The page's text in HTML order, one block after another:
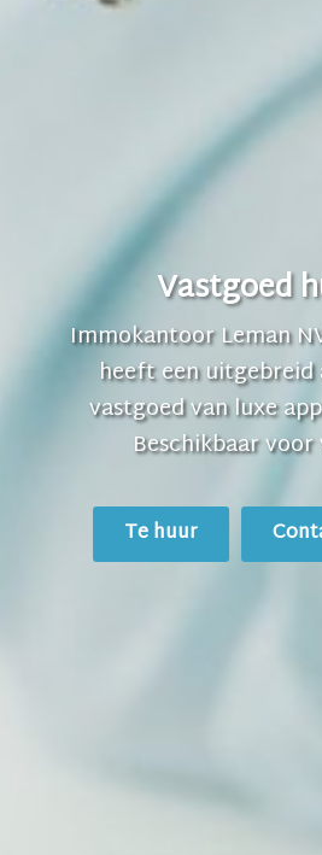
Vastgoed
Immokantoor Leman
heeft een uitgebreid
vastgoed van luxe
Beschikbaar
Te huur